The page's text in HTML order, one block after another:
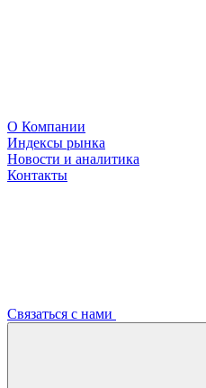
О Компании
Индексы рынка
Новости и аналитика
Контакты
Связаться с нами